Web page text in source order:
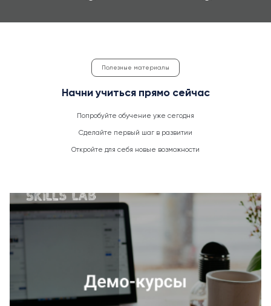
Полезные материалы
Начни учиться прямо сейчас
Попробуйте обучение уже сегодня
Сделайте первый шаг в развитии
Откройте для себя новые возможности